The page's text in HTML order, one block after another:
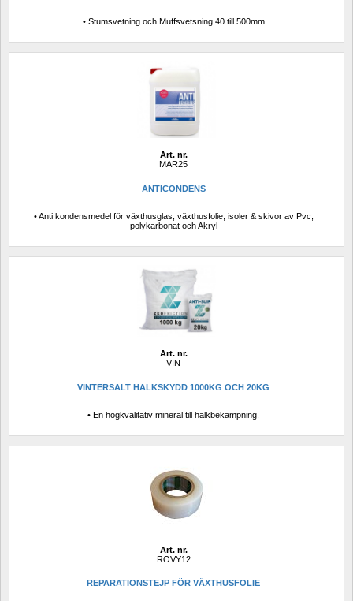
• Stumsvetning och Muffsvetsning 40 till 500mm
Art. nr.
MAR25
ANTICONDENS
• Anti kondensmedel för växthusglas, växthusfolie, isoler & skivor av Pvc,
polykarbonat och Akryl
Art. nr.
VIN
VINTERSALT HALKSKYDD 1000KG OCH 20KG
• En högkvalitativ mineral till halkbekämpning.
Art. nr.
ROVY12
REPARATIONSTEJP FÖR VÄXTHUSFOLIE